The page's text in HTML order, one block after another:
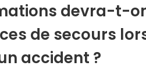
devra-t-
de secours
accident ?